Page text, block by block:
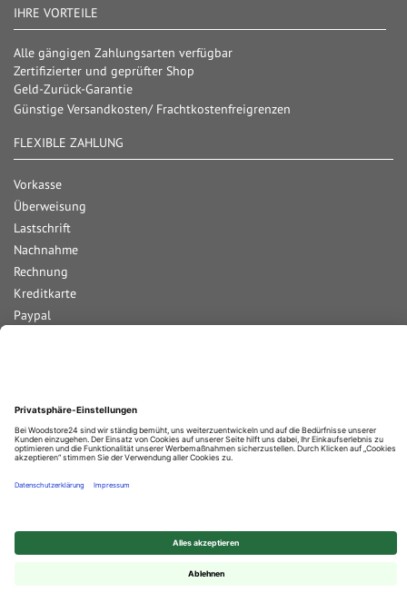
IHRE VORTEILE
Alle gängigen Zahlungsarten verfügbar
Zertifizierter und geprüfter Shop
Geld-Zurück-Garantie
Günstige Versandkosten/ Frachtkostenfreigrenzen
FLEXIBLE ZAHLUNG
Vorkasse
Überweisung
Lastschrift
Nachnahme
Rechnung
Kreditkarte
Paypal
Durchschnittliche Bewertung vonWoodstore GmbH & Co KGbei Trustami:4.67
Bewertungsgrundlage des Anbieters: 4 Verkaufs- und 2 Bewertungsplattformen
© 2025 Woodstore GmbH & Co. KG